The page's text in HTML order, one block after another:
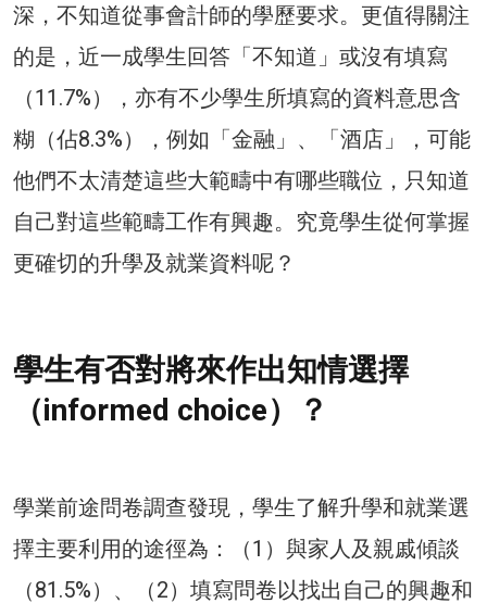
深，不知道從事會計師的學歷要求。更值得關注
的是，近一成學生回答「不知道」或沒有填寫
（11.7%），亦有不少學生所填寫的資料意思含
糊（佔8.3%），例如「金融」、「酒店」，可能
他們不太清楚這些大範疇中有哪些職位，只知道
自己對這些範疇工作有興趣。究竟學生從何掌握
更確切的升學及就業資料呢？
學生有否對將來作出知情選擇
（informed choice）？
學業前途問卷調查發現，學生了解升學和就業選
擇主要利用的途徑為：（1）與家人及親戚傾談
（81.5%）、（2）填寫問卷以找出自己的興趣和